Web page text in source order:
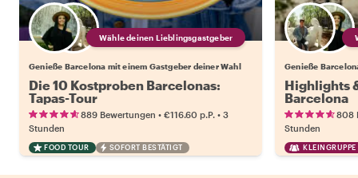
Wähle deinen Lieblingsgastgeber
Genieße Barcelona mit einem Gastgeber deiner Wahl
Die 10 Kostproben Barcelonas:
Tapas-Tour
889 Bewertungen • €116.60 p.P. • 3
Stunden
FOOD TOUR SOFORT BESTÄTIGT
Genieße
Highlights
Barcelona
808
Stunden